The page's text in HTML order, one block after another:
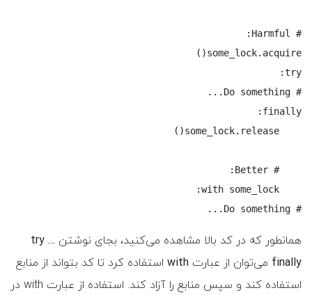
# Do something...
همانطور که در کد بالا مشاهده می‌کنید، بجای نوشتن try …
finally می‌توان از عبارت with استفاده کرد تا کد بتواند از منابع
استفاده کند و سپس منابع را آزاد کند. استفاده از عبارت with در